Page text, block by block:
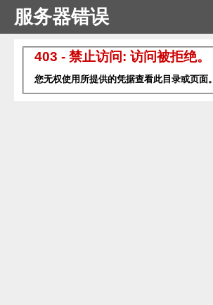
服务器错误
403 - 禁止访问: 访问被拒绝。
您无权使用所提供的凭据查看此目录或页面。